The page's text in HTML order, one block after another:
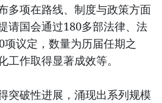
多项在路线、制度与政策方面
请国会通过180多部法律、法
议定，数量为历届任期之
作取得显著成效等。
突破性进展，涌现出系列规模